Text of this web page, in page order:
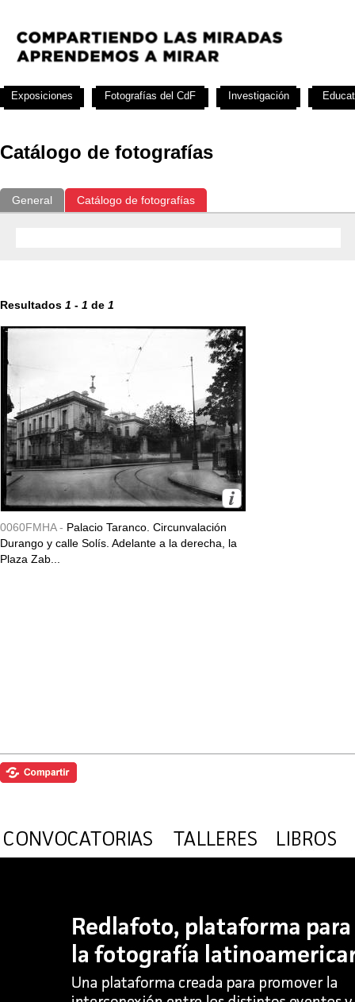
Catálogo de fotografías
General Catálogo de fotografías
Resultados 1 - 1 de 1
0060FMHA - Palacio Taranco. Circunvalación
Durango y calle Solís. Adelante a la derecha, la
Plaza Zab...
Exposiciones Fotografías del CdF Investigación